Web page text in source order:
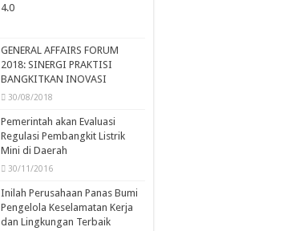
4.0
GENERAL AFFAIRS FORUM
2018: SINERGI PRAKTISI
BANGKITKAN INOVASI
30/08/2018
Pemerintah akan Evaluasi
Regulasi Pembangkit Listrik
Mini di Daerah
30/11/2016
Inilah Perusahaan Panas Bumi
Pengelola Keselamatan Kerja
dan Lingkungan Terbaik